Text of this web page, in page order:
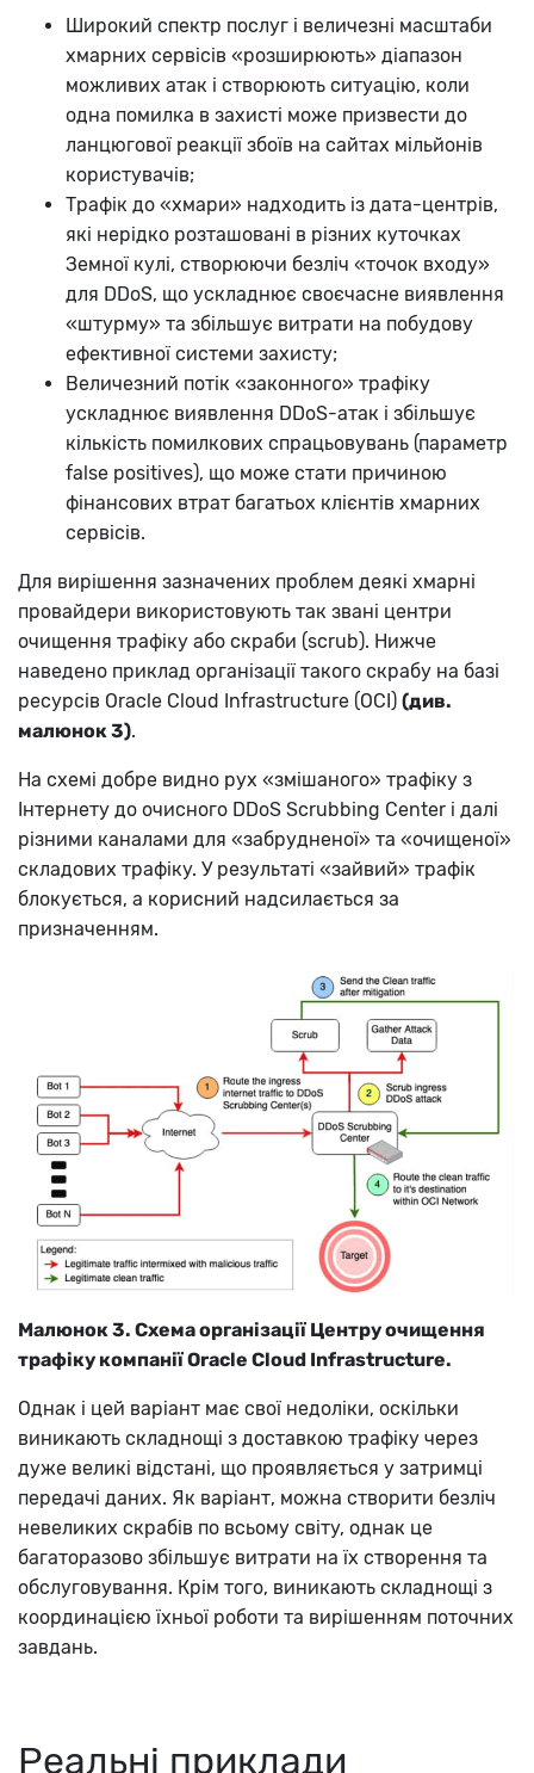
Широкий спектр послуг і величезні масштаби
хмарних сервісів «розширюють» діапазон
можливих атак і створюють ситуацію, коли
одна помилка в захисті може призвести до
ланцюгової реакції збоїв на сайтах мільйонів
користувачів;
Трафік до «хмари» надходить із дата-центрів,
які нерідко розташовані в різних куточках
Земної кулі, створюючи безліч «точок входу»
для DDoS, що ускладнює своєчасне виявлення
«штурму» та збільшує витрати на побудову
ефективної системи захисту;
Величезний потік «законного» трафіку
ускладнює виявлення DDoS-атак і збільшує
кількість помилкових спрацьовувань (параметр
false positives), що може стати причиною
фінансових втрат багатьох клієнтів хмарних
сервісів.
Для вирішення зазначених проблем деякі хмарні
провайдери використовують так звані центри
очищення трафіку або скраби (scrub). Нижче
наведено приклад організації такого скрабу на базі
ресурсів Oracle Cloud Infrastructure (OCI) (див.
малюнок 3).
На схемі добре видно рух «змішаного» трафіку з
Інтернету до очисного DDoS Scrubbing Center і далі
різними каналами для «забрудненої» та «очищеної»
складових трафіку. У результаті «зайвий» трафік
блокується, а корисний надсилається за
призначенням.
Малюнок 3. Схема організації Центру очищення
трафіку компанії Oracle Cloud Infrastructure.
Однак і цей варіант має свої недоліки, оскільки
виникають складнощі з доставкою трафіку через
дуже великі відстані, що проявляється у затримці
передачі даних. Як варіант, можна створити безліч
невеликих скрабів по всьому світу, однак це
багаторазово збільшує витрати на їх створення та
обслуговування. Крім того, виникають складнощі з
координацією їхньої роботи та вирішенням поточних
завдань.
Реальні приклади